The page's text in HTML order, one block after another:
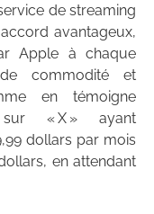
de streaming
avantageux,
Apple à chaque
commodité et
en témoigne
sur « X » ayant
dollars par mois
en attendant